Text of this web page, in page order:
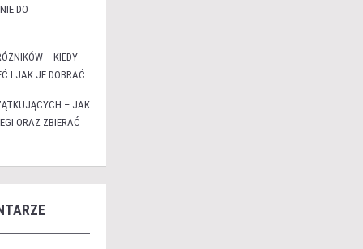
DO
– KIEDY
I JAK JE DOBRAĆ
– JAK
ORAZ ZBIERAĆ